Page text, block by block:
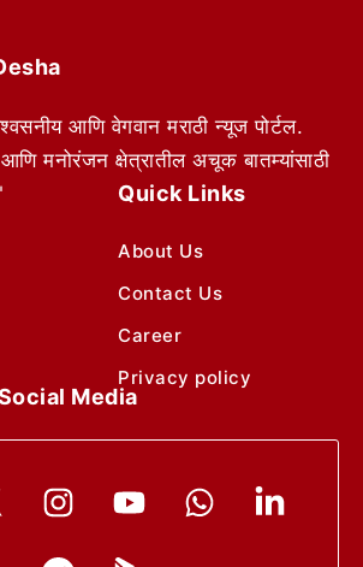
आणि वेगवान मराठी न्यूज पोर्टल.
मनोरंजन क्षेत्रातील अचूक बातम्यांसाठी
Quick Links
About Us
Contact Us
Career
Privacy policy
Media